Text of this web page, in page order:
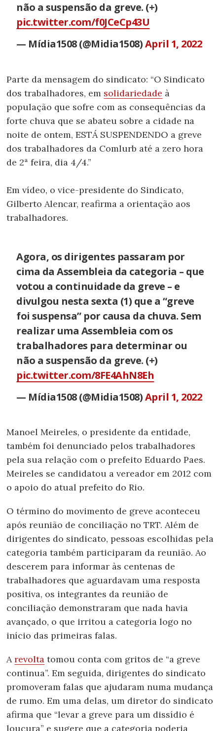
não a suspensão da greve. (+)
pic.twitter.com/f0JCeCp43U
— Mídia1508 (@Midia1508)April 1, 2022
Parte da mensagem do sindicato: “O Sindicato
dos trabalhadores, em solidariedade à
população que sofre com as consequências da
forte chuva que se abateu sobre a cidade na
noite de ontem, ESTÁ SUSPENDENDO a greve
dos trabalhadores da Comlurb até a zero hora
de 2ª feira, dia 4/4.”
Em vídeo, o vice-presidente do Sindicato,
Gilberto Alencar, reafirma a orientação aos
trabalhadores.
Agora, os dirigentes passaram por
cima da Assembleia da categoria – que
votou a continuidade da greve – e
divulgou nesta sexta (1) que a “greve
foi suspensa” por causa da chuva. Sem
realizar uma Assembleia com os
trabalhadores para determinar ou
não a suspensão da greve. (+)
pic.twitter.com/8FE4AhN8Eh
— Mídia1508 (@Midia1508)April 1, 2022
Manoel Meireles, o presidente da entidade,
também foi denunciado pelos trabalhadores
pela sua relação com o prefeito Eduardo Paes.
Meireles se candidatou a vereador em 2012 com
o apoio do atual prefeito do Rio.
O término do movimento de greve aconteceu
após reunião de conciliação no TRT. Além de
dirigentes do sindicato, pessoas escolhidas pela
categoria também participaram da reunião. Ao
descerem para informar às centenas de
trabalhadores que aguardavam uma resposta
positiva, os integrantes da reunião de
conciliação demonstraram que nada havia
avançado, o que irritou a categoria logo no
início das primeiras falas.
Arevolta tomou conta com gritos de “a greve
continua”. Em seguida, dirigentes do sindicato
promoveram falas que ajudaram numa mudança
de rumo. Em uma delas, um diretor do sindicato
afirma que “levar a greve para um dissídio é
loucura” e sugere que a categoria poderia